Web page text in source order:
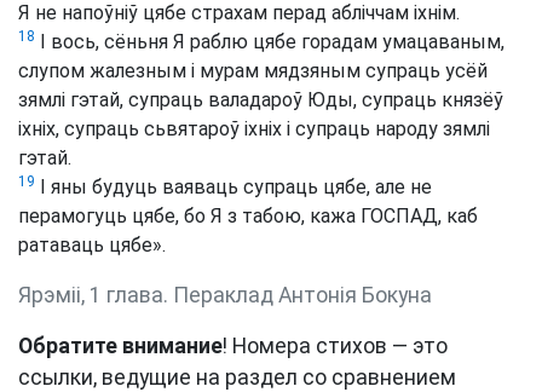
Я не напоўніў цябе страхам перад абліччам іхнім.
18
І вось, сёньня Я раблю цябе горадам умацаваным,
слупом жалезным і мурам мядзяным супраць усёй
зямлі гэтай, супраць валадароў Юды, супраць князёў
іхніх, супраць сьвятароў іхніх і супраць народу зямлі
гэтай.
19
І яны будуць ваяваць супраць цябе, але не
перамогуць цябе, бо Я з табою, кажа ГОСПАД, каб
ратаваць цябе».
Ярэміі, 1 глава. Пераклад Антонія Бокуна
Обратите внимание! Номера стихов — это
ссылки, ведущие на раздел со сравнением